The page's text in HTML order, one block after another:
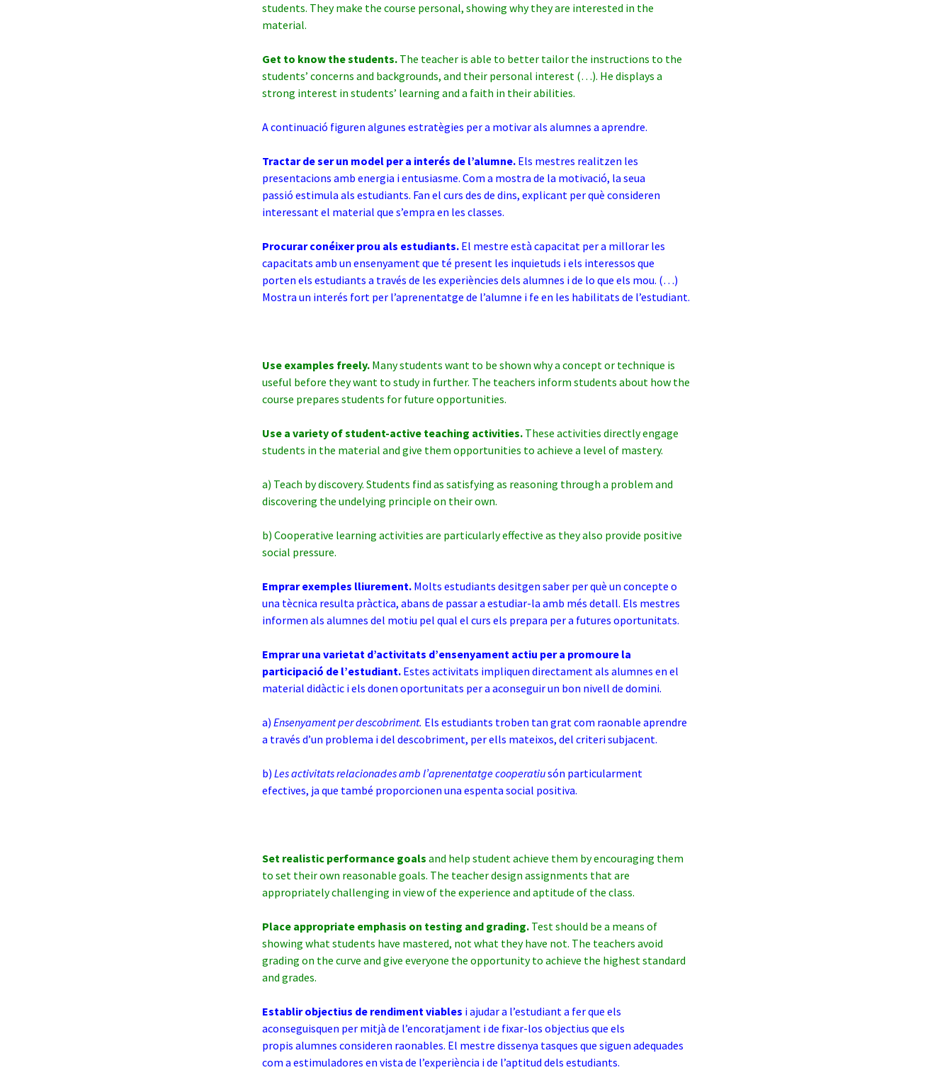
students. They make the course personal, showing why they are interested in the
material.
Get to know the students. The teacher is able to better tailor the instructions to the
students’ concerns and backgrounds, and their personal interest (…). He displays a
strong interest in students’ learning and a faith in their abilities.
A continuació figuren algunes estratègies per a motivar als alumnes a aprendre.
Tractar de ser un model per a interés de l’alumne. Els mestres realitzen les
presentacions amb energia i entusiasme. Com a mostra de la motivació, la seua
passió estimula als estudiants. Fan el curs des de dins, explicant per què consideren
interessant el material que s’empra en les classes.
Procurar conéixer prou als estudiants. El mestre està capacitat per a millorar les
capacitats amb un ensenyament que té present les inquietuds i els interessos que
porten els estudiants a través de les experiències dels alumnes i de lo que els mou. (…)
Mostra un interés fort per l’aprenentatge de l’alumne i fe en les habilitats de l’estudiant.
Use examples freely. Many students want to be shown why a concept or technique is
useful before they want to study in further. The teachers inform students about how the
course prepares students for future opportunities.
Use a variety of student-active teaching activities. These activities directly engage
students in the material and give them opportunities to achieve a level of mastery.
a) Teach by discovery. Students find as satisfying as reasoning through a problem and
discovering the undelying principle on their own.
b) Cooperative learning activities are particularly effective as they also provide positive
social pressure.
Emprar exemples lliurement. Molts estudiants desitgen saber per què un concepte o
una tècnica resulta pràctica, abans de passar a estudiar-la amb més detall. Els mestres
informen als alumnes del motiu pel qual el curs els prepara per a futures oportunitats.
Emprar una varietat d’activitats d’ensenyament actiu per a promoure la
participació de l’estudiant. Estes activitats impliquen directament als alumnes en el
material didàctic i els donen oportunitats per a aconseguir un bon nivell de domini.
a) Ensenyament per descobriment. Els estudiants troben tan grat com raonable aprendre
a través d’un problema i del descobriment, per ells mateixos, del criteri subjacent.
b) Les activitats relacionades amb l’aprenentatge cooperatiusón particularment
efectives, ja que també proporcionen una espenta social positiva.
Set realistic performance goals and help student achieve them by encouraging them
to set their own reasonable goals. The teacher design assignments that are
appropriately challenging in view of the experience and aptitude of the class.
Place appropriate emphasis on testing and grading. Test should be a means of
showing what students have mastered, not what they have not. The teachers avoid
grading on the curve and give everyone the opportunity to achieve the highest standard
and grades.
Establir objectius de rendiment viables i ajudar a l’estudiant a fer que els
aconseguisquen per mitjà de l’encoratjament i de fixar-los objectius que els
propis alumnes consideren raonables. El mestre dissenya tasques que siguen adequades
com a estimuladores en vista de l’experiència i de l’aptitud dels estudiants.